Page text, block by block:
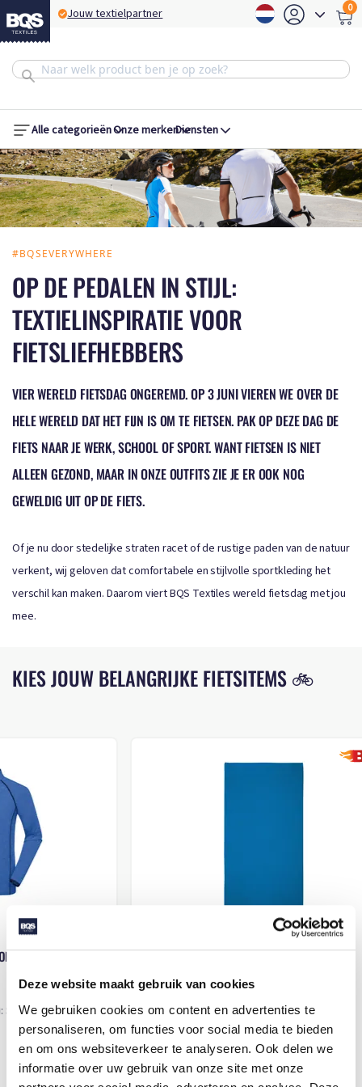
Deze website maakt gebruik van cookies
We gebruiken cookies om content en advertenties te
personaliseren, om functies voor social media te bieden
en om ons websiteverkeer te analyseren. Ook delen we
informatie over uw gebruik van onze site met onze
BQS Express service 0
Alle categorieënOnze merkenDiensten
#BQSEVERYWHERE
OP DE PEDALEN IN STIJL:
TEXTIELINSPIRATIE VOOR
FIETSLIEFHEBBERS
VIER WERELD FIETSDAG ONGEREMD. OP 3 JUNI VIEREN WE OVER DE
HELE WERELD DAT HET FIJN IS OM TE FIETSEN. PAK OP DEZE DAG DE
FIETS NAAR JE WERK, SCHOOL OF SPORT. WANT FIETSEN IS NIET
ALLEEN GEZOND, MAAR IN ONZE OUTFITS ZIE JE ER OOK NOG
GEWELDIG UIT OP DE FIETS.
Of je nu door stedelijke straten racet of de rustige paden van de natuur
verkent, wij geloven dat comfortabele en stijlvolle sportkleding het
verschil kan maken. Daarom viert BQS Textiles wereld fietsdag met jou
mee.
KIES JOUW BELANGRIJKE FIETSITEMS 🚲
T1-50 CLASSIC HANDDOEK 50 X 100 CM
Beschikbaar in maat (maten): 1SIZE
Merk: The One Toweling
v.a. € 4,70
JN497
Merk:
v.a. € 15,55